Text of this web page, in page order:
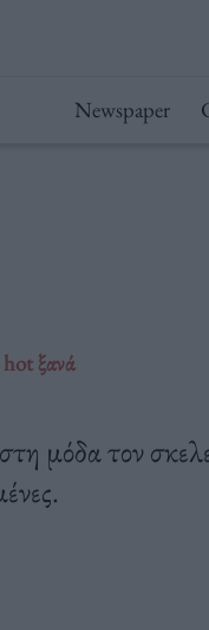
Newspaper
hot ξανά
μόδα τον